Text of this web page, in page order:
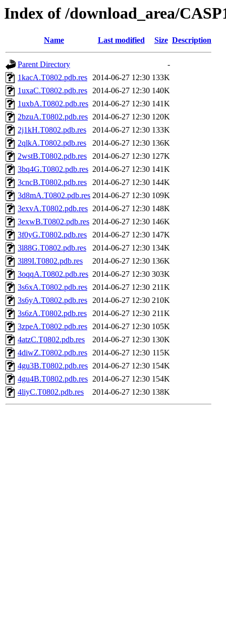
Index of /download_area/
Name Last modified Size Description
Parent Directory
-
1kacA.T0802.pdb.res 2014-06-27 12:30 133K
1uxaC.T0802.pdb.res 2014-06-27 12:30 140K
1uxbA.T0802.pdb.res 2014-06-27 12:30 141K
2bzuA.T0802.pdb.res 2014-06-27 12:30 120K
2j1kH.T0802.pdb.res
2014-06-27 12:30 133K
2qlkA.T0802.pdb.res
2014-06-27 12:30 136K
2wstB.T0802.pdb.res
2014-06-27 12:30 127K
3bq4G.T0802.pdb.res 2014-06-27 12:30 141K
3cncB.T0802.pdb.res
2014-06-27 12:30 144K
3d8mA.T0802.pdb.res 2014-06-27 12:30 109K
3exvA.T0802.pdb.res 2014-06-27 12:30 148K
3exwB.T0802.pdb.res 2014-06-27 12:30 146K
3f0yG.T0802.pdb.res
2014-06-27 12:30 147K
3l88G.T0802.pdb.res
2014-06-27 12:30 134K
3l89I.T0802.pdb.res
2014-06-27 12:30 136K
3oqqA.T0802.pdb.res 2014-06-27 12:30 303K
3s6xA.T0802.pdb.res 2014-06-27 12:30 211K
3s6yA.T0802.pdb.res 2014-06-27 12:30 210K
3s6zA.T0802.pdb.res
2014-06-27 12:30 211K
3zpeA.T0802.pdb.res 2014-06-27 12:30 105K
4atzC.T0802.pdb.res
2014-06-27 12:30 130K
4diwZ.T0802.pdb.res 2014-06-27 12:30 115K
4gu3B.T0802.pdb.res 2014-06-27 12:30 154K
4gu4B.T0802.pdb.res 2014-06-27 12:30 154K
4liyC.T0802.pdb.res
2014-06-27 12:30 138K